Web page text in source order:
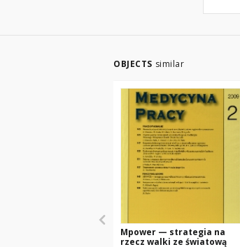
OBJECTS similar
Mpower — strategia na
rzecz walki ze światową